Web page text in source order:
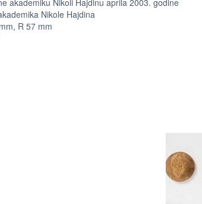
akademiku Nikoli Hajdinu aprila 2003. godine
Nikole Hajdina
R 57 mm